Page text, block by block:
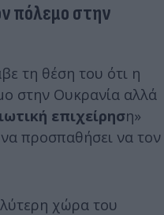
πόλεμο στην
τη θέση του ότι η
στην Ουκρανία αλλά
επιχείρηση»
προσπαθήσει να τον
χώρα του